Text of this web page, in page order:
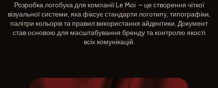
Розробка логобука для компанії Le Moi – це створення чіткої
візуальної системи, яка фіксує стандарти логотипу, типографіки,
палітри кольорів та правил використання айдентики. Документ
став основою для масштабування бренду та контролю якості
всіх комунікацій.